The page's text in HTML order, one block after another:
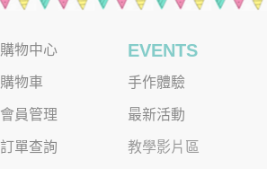
購物中心
購物車
會員管理
訂單查詢
EVENTS
手作體驗
最新活動
教學影片區